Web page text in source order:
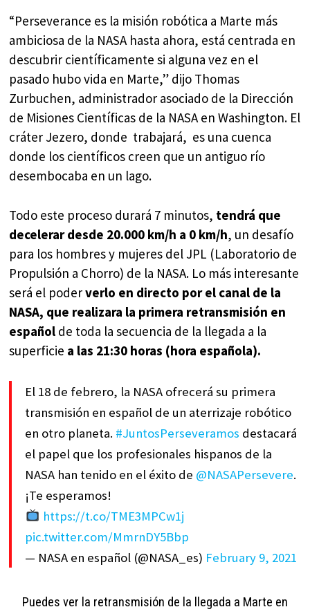
“Perseverance es la misión robótica a Marte más
ambiciosa de la NASA hasta ahora, está centrada en
descubrir científicamente si alguna vez en el
pasado hubo vida en Marte,” dijo Thomas
Zurbuchen, administrador asociado de la Dirección
de Misiones Científicas de la NASA en Washington. El
cráter Jezero, donde trabajará, es una cuenca
donde los científicos creen que un antiguo río
desembocaba en un lago.
Todo este proceso durará 7 minutos, tendrá que
decelerar desde 20.000 km/h a 0 km/h, un desafío
para los hombres y mujeres del JPL (Laboratorio de
Propulsión a Chorro) de la NASA. Lo más interesante
será el poderverlo en directo por el canal de la
NASA, que realizara la primera retransmisión en
español de toda la secuencia de la llegada a la
superficie a las 21:30 horas (hora española).
El 18 de febrero, la NASA ofrecerá su primera
transmisión en español de un aterrizaje robótico
en otro planeta. #JuntosPerseveramos destacará
el papel que los profesionales hispanos de la
NASA han tenido en el éxito de @NASAPersevere.
¡Te esperamos!
https://t.co/TME3MPCw1j
pic.twitter.com/MmrnDY5Bbp
— NASA en español (@NASA_es) February 9, 2021
Puedes ver la retransmisión de la llegada a Marte en